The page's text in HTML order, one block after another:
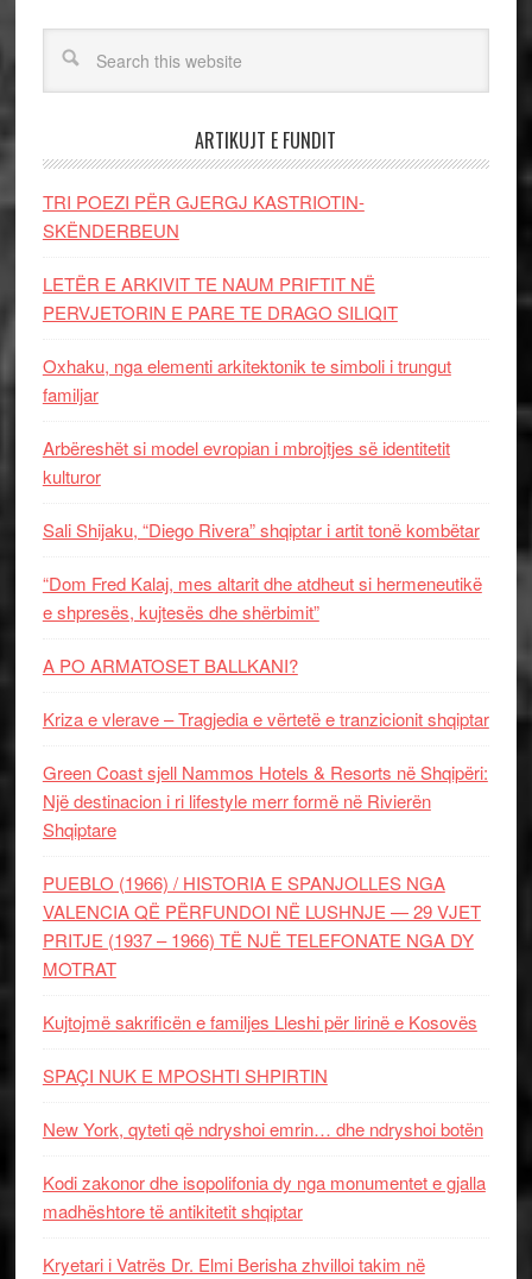
ARTIKUJT E FUNDIT
TRI POEZI PËR GJERGJ KASTRIOTIN-
SKËNDERBEUN
LETËR E ARKIVIT TE NAUM PRIFTIT NË
PERVJETORIN E PARE TE DRAGO SILIQIT
Oxhaku, nga elementi arkitektonik te simboli i trungut
familjar
Arbëreshët si model evropian i mbrojtjes së identitetit
kulturor
Sali Shijaku, “Diego Rivera” shqiptar i artit tonë kombëtar
“Dom Fred Kalaj, mes altarit dhe atdheut si hermeneutikë
e shpresës, kujtesës dhe shërbimit”
A PO ARMATOSET BALLKANI?
Kriza e vlerave – Tragjedia e vërtetë e tranzicionit shqiptar
Green Coast sjell Nammos Hotels & Resorts në Shqipëri:
Një destinacion i ri lifestyle merr formë në Rivierën
Shqiptare
PUEBLO (1966) / HISTORIA E SPANJOLLES NGA
VALENCIA QË PËRFUNDOI NË LUSHNJE — 29 VJET
PRITJE (1937 – 1966) TË NJË TELEFONATE NGA DY
MOTRAT
Kujtojmë sakrificën e familjes Lleshi për lirinë e Kosovës
SPAÇI NUK E MPOSHTI SHPIRTIN
New York, qyteti që ndryshoi emrin… dhe ndryshoi botën
Kodi zakonor dhe isopolifonia dy nga monumentet e gjalla
madhështore të antikitetit shqiptar
Kryetari i Vatrës Dr. Elmi Berisha zhvilloi takim në